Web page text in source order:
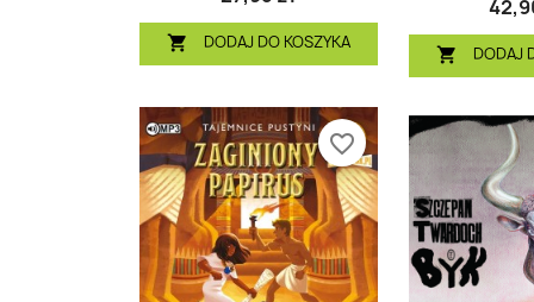
 DODAJ DO KOSZYKA
 DODAJ
favorite_border